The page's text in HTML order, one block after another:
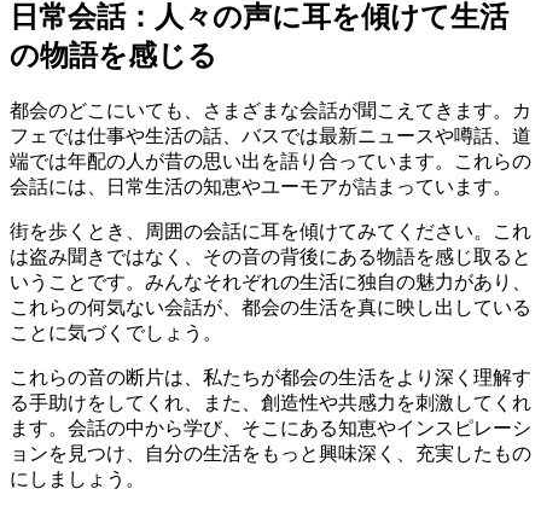
日常会話：人々の声に耳を傾けて生活
の物語を感じる
都会のどこにいても、さまざまな会話が聞こえてきます。カ
フェでは仕事や生活の話、バスでは最新ニュースや噂話、道
端では年配の人が昔の思い出を語り合っています。これらの
会話には、日常生活の知恵やユーモアが詰まっています。
街を歩くとき、周囲の会話に耳を傾けてみてください。これ
は盗み聞きではなく、その音の背後にある物語を感じ取ると
いうことです。みんなそれぞれの生活に独自の魅力があり、
これらの何気ない会話が、都会の生活を真に映し出している
ことに気づくでしょう。
これらの音の断片は、私たちが都会の生活をより深く理解す
る手助けをしてくれ、また、創造性や共感力を刺激してくれ
ます。会話の中から学び、そこにある知恵やインスピレーシ
ョンを見つけ、自分の生活をもっと興味深く、充実したもの
にしましょう。